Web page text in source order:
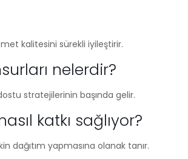
kalitesini sürekli iyileştirir.
nelerdir?
stratejilerinin başında gelir.
katkı sağlıyor?
dağıtım yapmasına olanak tanır.